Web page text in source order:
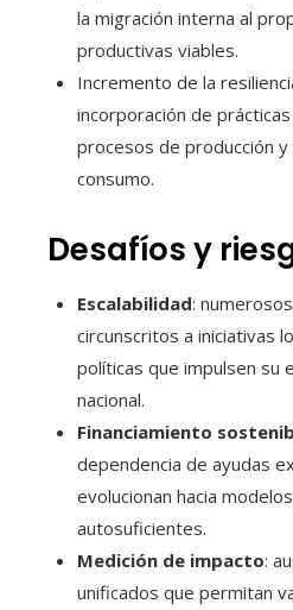
la migración interna al
productivas viables.
Incremento de la
incorporación de
procesos de producción
consumo.
Desafíos y
Escalabilidad:
circunscritos a iniciativas
políticas que impulsen su
nacional.
Financiamiento
dependencia de ayudas
evolucionan hacia
autosuficientes.
Medición de impacto:
unificados que permitan